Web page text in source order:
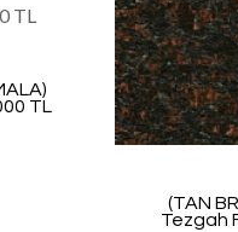
TL
(TAN
Tezgah